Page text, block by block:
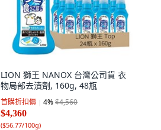
LION 獅王 NANOX 台灣公司貨 衣
物局部去漬劑, 160g, 48瓶
首購折扣價 4%$4,560
$4,360
($56.77/100g)